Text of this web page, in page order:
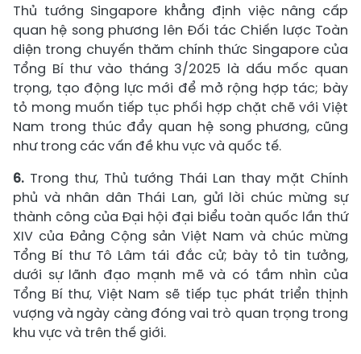
Thủ tướng Singapore khẳng định việc nâng cấp
quan hệ song phương lên Đối tác Chiến lược Toàn
diện trong chuyến thăm chính thức Singapore của
Tổng Bí thư vào tháng 3/2025 là dấu mốc quan
trọng, tạo động lực mới để mở rộng hợp tác; bày
tỏ mong muốn tiếp tục phối hợp chặt chẽ với Việt
Nam trong thúc đẩy quan hệ song phương, cũng
như trong các vấn đề khu vực và quốc tế.
6. Trong thư, Thủ tướng Thái Lan thay mặt Chính
phủ và nhân dân Thái Lan, gửi lời chúc mừng sự
thành công của Đại hội đại biểu toàn quốc lần thứ
XIV của Đảng Cộng sản Việt Nam và chúc mừng
Tổng Bí thư Tô Lâm tái đắc cử; bày tỏ tin tưởng,
dưới sự lãnh đạo mạnh mẽ và có tầm nhìn của
Tổng Bí thư, Việt Nam sẽ tiếp tục phát triển thịnh
vượng và ngày càng đóng vai trò quan trọng trong
khu vực và trên thế giới.